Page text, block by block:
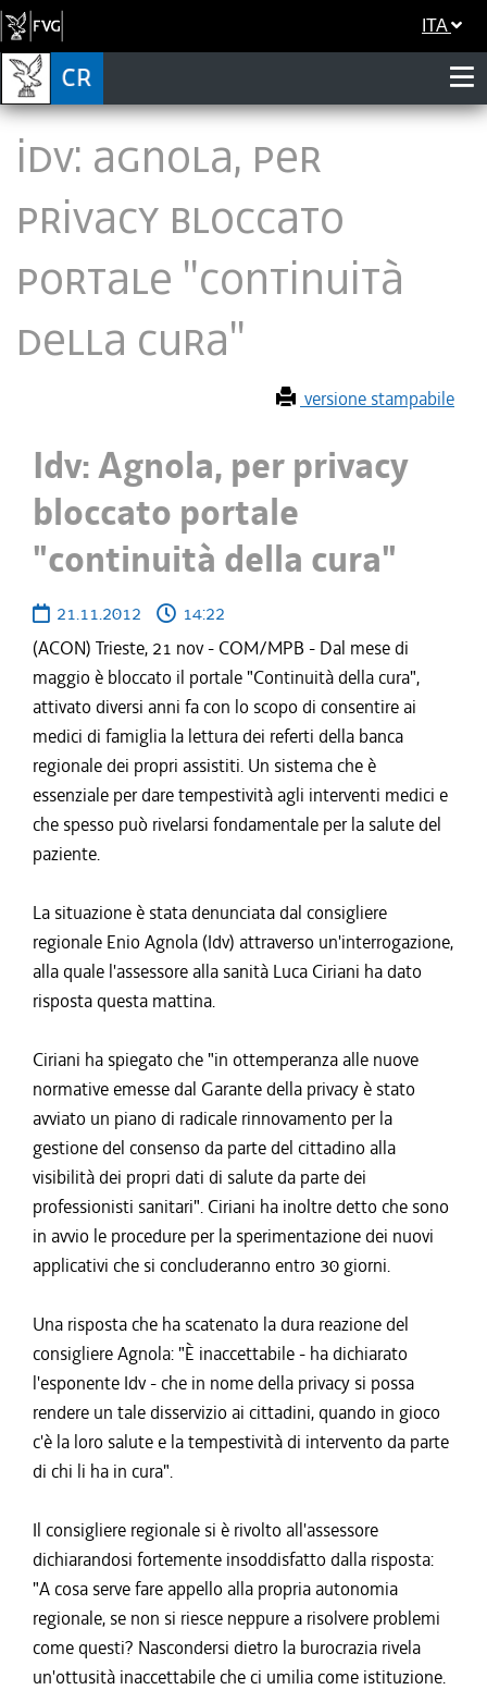
ITA
Idv: Agnola, per
privacy bloccato
portale "continuità
della cura"
versione stampabile
Idv: Agnola, per privacy
bloccato portale
"continuità della cura"
21.11.2012
14:22
(ACON) Trieste, 21 nov - COM/MPB - Dal mese di
maggio è bloccato il portale "Continuità della cura",
attivato diversi anni fa con lo scopo di consentire ai
medici di famiglia la lettura dei referti della banca
regionale dei propri assistiti. Un sistema che è
essenziale per dare tempestività agli interventi medici e
che spesso può rivelarsi fondamentale per la salute del
paziente.
La situazione è stata denunciata dal consigliere
regionale Enio Agnola (Idv) attraverso un'interrogazione,
alla quale l'assessore alla sanità Luca Ciriani ha dato
risposta questa mattina.
Ciriani ha spiegato che "in ottemperanza alle nuove
normative emesse dal Garante della privacy è stato
avviato un piano di radicale rinnovamento per la
gestione del consenso da parte del cittadino alla
visibilità dei propri dati di salute da parte dei
professionisti sanitari". Ciriani ha inoltre detto che sono
in avvio le procedure per la sperimentazione dei nuovi
applicativi che si concluderanno entro 30 giorni.
Una risposta che ha scatenato la dura reazione del
consigliere Agnola: "È inaccettabile - ha dichiarato
l'esponente Idv - che in nome della privacy si possa
rendere un tale disservizio ai cittadini, quando in gioco
c'è la loro salute e la tempestività di intervento da parte
di chi li ha in cura".
Il consigliere regionale si è rivolto all'assessore
dichiarandosi fortemente insoddisfatto dalla risposta:
"A cosa serve fare appello alla propria autonomia
regionale, se non si riesce neppure a risolvere problemi
come questi? Nascondersi dietro la burocrazia rivela
un'ottusità inaccettabile che ci umilia come istituzione.